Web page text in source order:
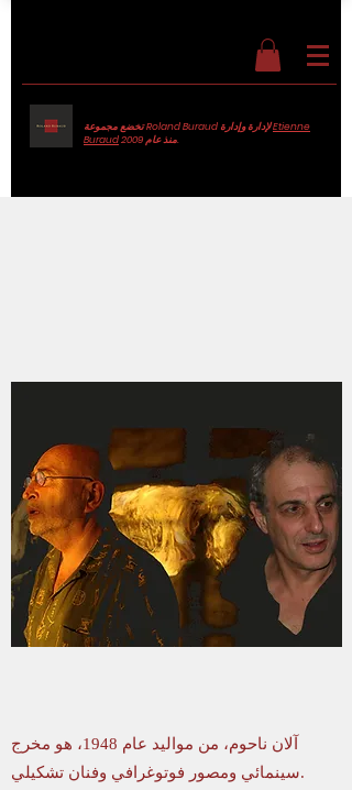
تخضع مجموعة Roland Buraud لإدارة وإدارةEtienne
Buraud
منذ عام 2009.
آلان ناحوم، من مواليد عام 1948، هو مخرج
سينمائي ومصور فوتوغرافي وفنان تشكيلي.